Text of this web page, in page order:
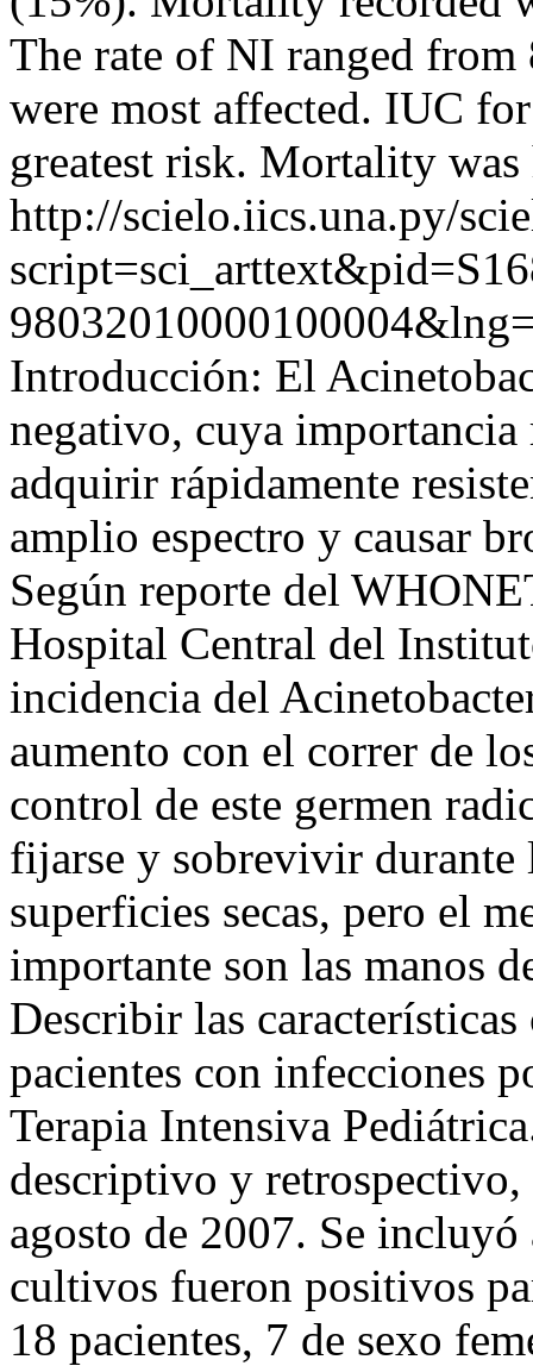
The rate of NI ranged from
were most affected. IUC
greatest risk. Mortality
http://scielo.iics.una.py/
Introducción: El
negativo, cuya importancia
adquirir rápidamente
amplio espectro y causar
Según reporte del
Hospital Central del
incidencia del
aumento con el correr de
control de este germen
fijarse y sobrevivir durante
superficies secas, pero el
importante son las manos
Describir las
pacientes con infecciones
Terapia Intensiva
descriptivo y retrospectivo,
agosto de 2007. Se
cultivos fueron positivos
18 pacientes, 7 de sexo